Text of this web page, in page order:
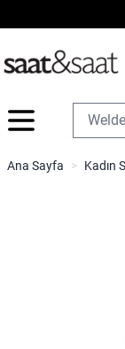
İçeriğe geç
Ana Sayfa > Kadın